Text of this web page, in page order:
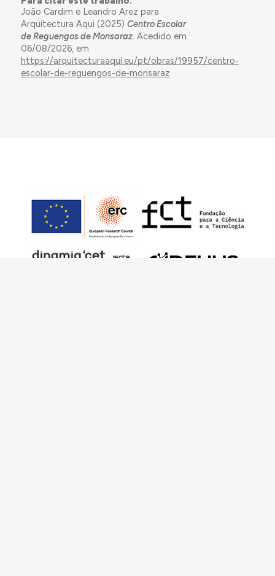
João Cardim e Leandro Arez para
Arquitectura Aqui (2025) Centro Escolar
de Reguengos de Monsaraz. Acedido em
06/08/2026, em
https://arquitecturaaqui.eu/pt/obras/19957/centro-
escolar-de-reguengos-de-monsaraz